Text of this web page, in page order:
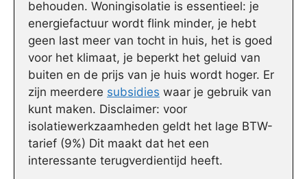
behouden. Woningisolatie is essentieel: je
energiefactuur wordt flink minder, je hebt
geen last meer van tocht in huis, het is goed
voor het klimaat, je beperkt het geluid van
buiten en de prijs van je huis wordt hoger. Er
zijn meerdere subsidies waar je gebruik van
kunt maken. Disclaimer: voor
isolatiewerkzaamheden geldt het lage BTW-
tarief (9%) Dit maakt dat het een
interessante terugverdientijd heeft.